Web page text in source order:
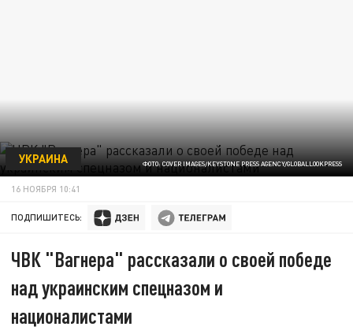
ФОТО: COVER IMAGES/KEYSTONE PRESS AGENCY/GLOBALLOOKPRESS
УКРАИНА
16 НОЯБРЯ 10:41
ПОДПИШИТЕСЬ:
ЧВК "Вагнера" рассказали о своей победе
над украинским спецназом и
националистами